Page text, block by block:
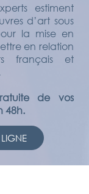
estiment
d’art sous
la mise en
en relation
français et
de vos
48h.